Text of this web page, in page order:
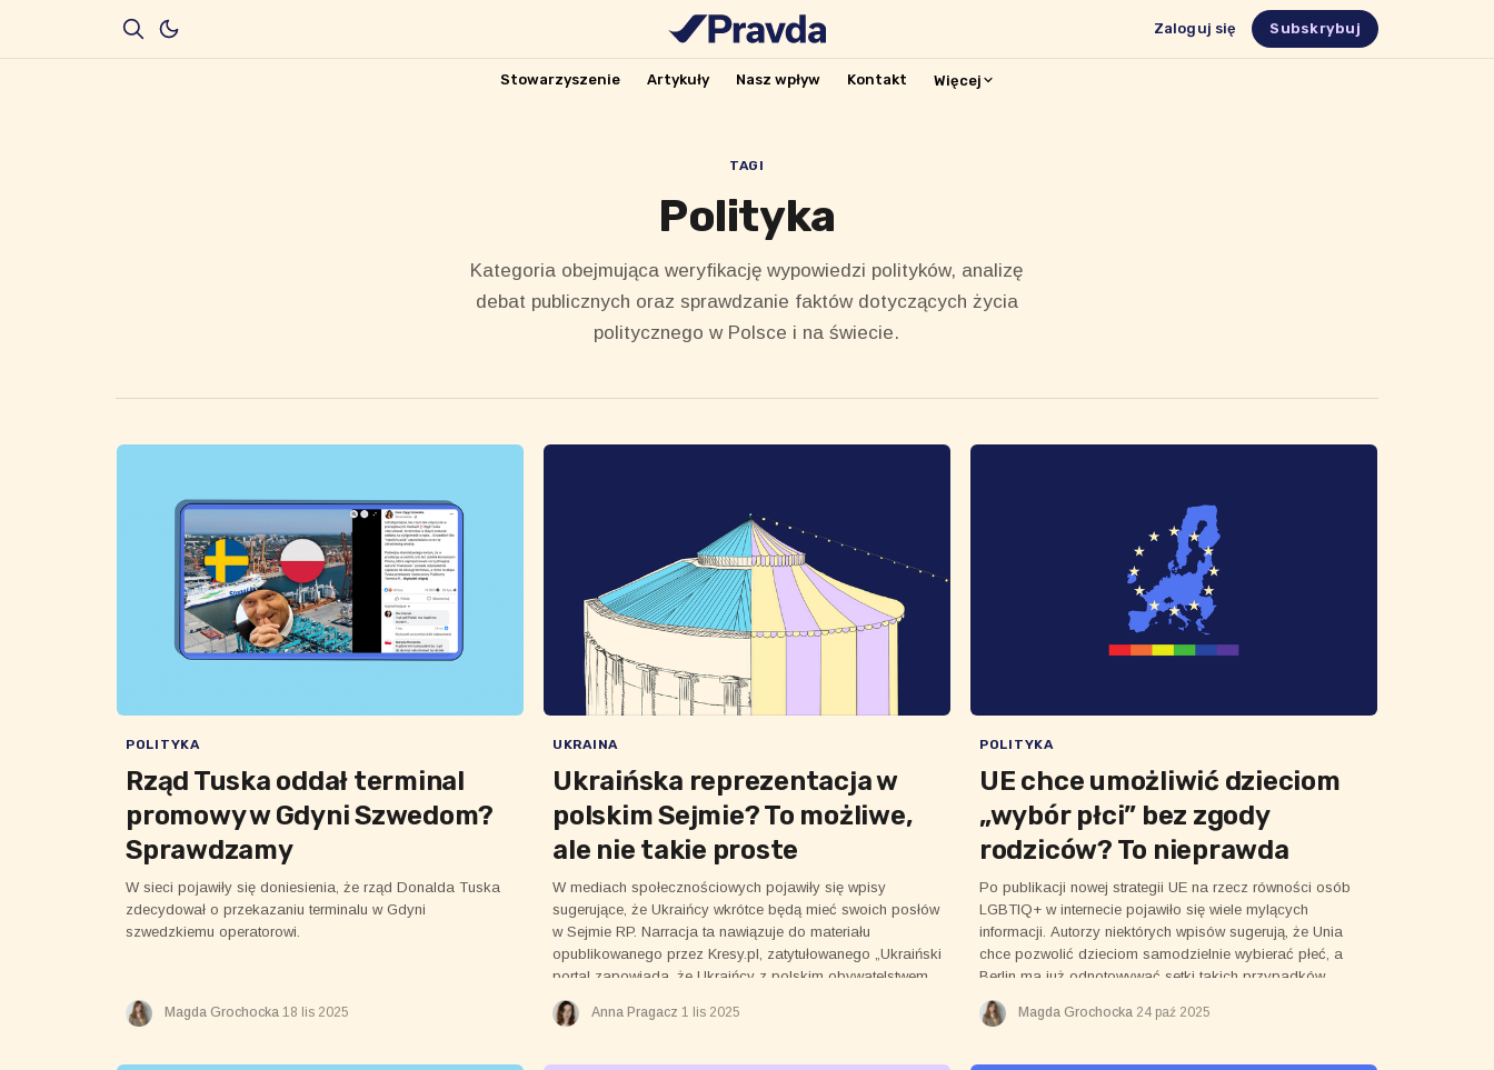
Zaloguj się Subskrybuj
Stowarzyszenie Artykuły Nasz wpływ Kontakt Więcej
TAGI
Polityka
Kategoria obejmująca weryfikację wypowiedzi polityków, analizę
debat publicznych oraz sprawdzanie faktów dotyczących życia
politycznego w Polsce i na świecie.
POLITYKA
Rząd Tuska oddał terminal
promowy w Gdyni Szwedom?
Sprawdzamy
W sieci pojawiły się doniesienia, że rząd Donalda Tuska
zdecydował o przekazaniu terminalu w Gdyni
szwedzkiemu operatorowi.
Magda Grochocka 18 lis 2025
UKRAINA
Ukraińska reprezentacja w
polskim Sejmie? To możliwe,
ale nie takie proste
W mediach społecznościowych pojawiły się wpisy
sugerujące, że Ukraińcy wkrótce będą mieć swoich posłów
w Sejmie RP. Narracja ta nawiązuje do materiału
opublikowanego przez Kresy.pl, zatytułowanego „Ukraiński
portal zapowiada, że Ukraińcy z polskim obywatelstwem
będą mieli swoich posłów w Sejmie RP”.
Anna Pragacz 1 lis 2025
POLITYKA
UE chce umożliwić dzieciom
„wybór płci” bez zgody
rodziców? To nieprawda
Po publikacji nowej strategii UE na rzecz równości osób
LGBTIQ+ w internecie pojawiło się wiele mylących
informacji. Autorzy niektórych wpisów sugerują, że Unia
chce pozwolić dzieciom samodzielnie wybierać płeć, a
Berlin ma już odnotowywać setki takich przypadków
wśród nieletnich.
Magda Grochocka 24 paź 2025